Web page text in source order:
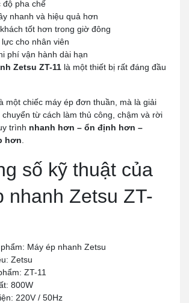
độ pha chế
nhanh và hiệu quả hơn
tốt hơn trong giờ đông
cho nhân viên
phí vận hành dài hạn
Zetsu ZT-11 là một thiết bị rất đáng đầu
một chiếc máy ép đơn thuần, mà là giải
chuyển từ cách làm thủ công, chậm và rời
trình nhanh hơn – ổn định hơn –
hơn
số kỹ thuật của
nhanh Zetsu ZT-
Máy ép nhanh Zetsu
Zetsu
ZT-11
800W
220V / 50Hz